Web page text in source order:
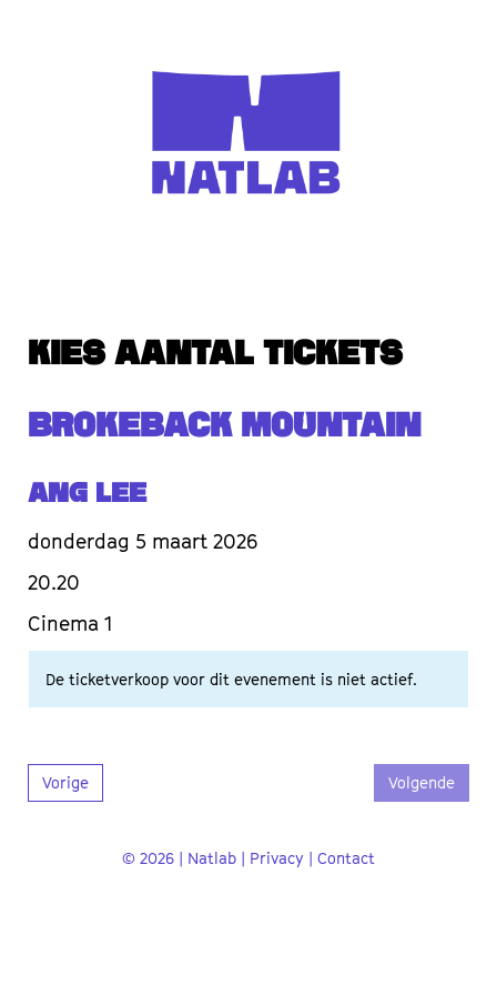
KIES AANTAL TICKETS
BROKEBACK MOUNTAIN
Ang Lee
donderdag 5 maart 2026
20.20
Cinema 1
De ticketverkoop voor dit evenement is niet actief.
Vorige Volgende
© 2026 | Natlab | Privacy | Contact